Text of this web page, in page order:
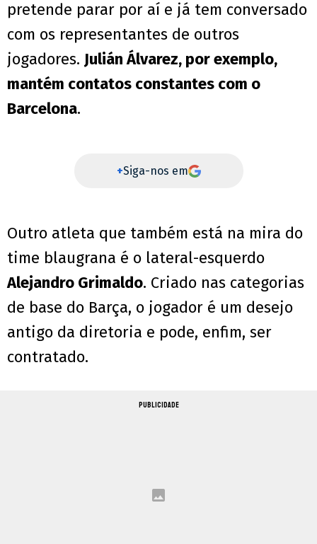
pretende parar por aí e já tem conversado
com os representantes de outros
jogadores. Julián Álvarez, por exemplo,
mantém contatos constantes com o
Barcelona.
+Siga-nos em
Outro atleta que também está na mira do
time blaugrana é o lateral-esquerdo
Alejandro Grimaldo. Criado nas categorias
de base do Barça, o jogador é um desejo
antigo da diretoria e pode, enfim, ser
contratado.
PUBLICIDADE